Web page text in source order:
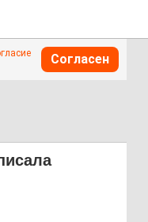
Согласен